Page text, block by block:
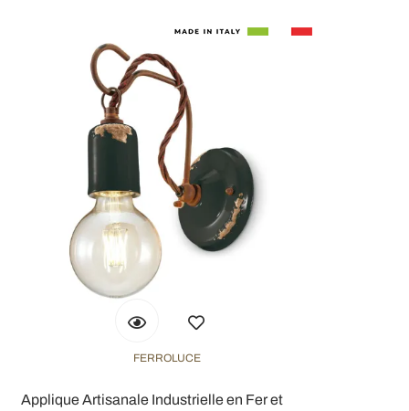
FERROLUCE
Applique Artisanale Industrielle en Fer et